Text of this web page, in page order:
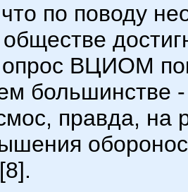
по поводу
опрос ВЦИОМ
большинстве
правда, на